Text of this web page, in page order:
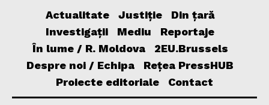
Actualitate Justiție
Din țară
Investigații
Mediu
Reportaje
În lume / R. Moldova
2EU.Brussels
Despre noi / Echipa
Rețea PressHUB
Proiecte editoriale
Contact